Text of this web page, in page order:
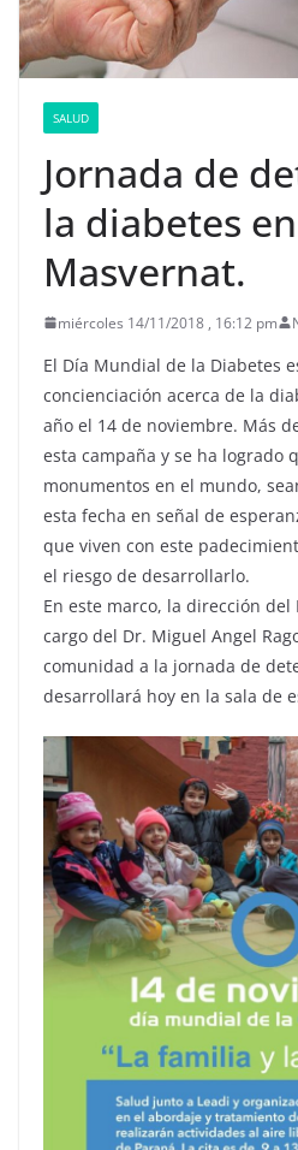
SALUD
Jornada de
la diabetes
Masvernat.
miércoles 14/11/2018 , 16:12 pm
El Día Mundial de la Diabetes
concienciación acerca de la
año el 14 de noviembre. Más
esta campaña y se ha logrado
monumentos en el mundo,
esta fecha en señal de
que viven con este
el riesgo de desarrollarlo.
En este marco, la dirección
cargo del Dr. Miguel Angel
comunidad a la jornada de
desarrollará hoy en la sala de